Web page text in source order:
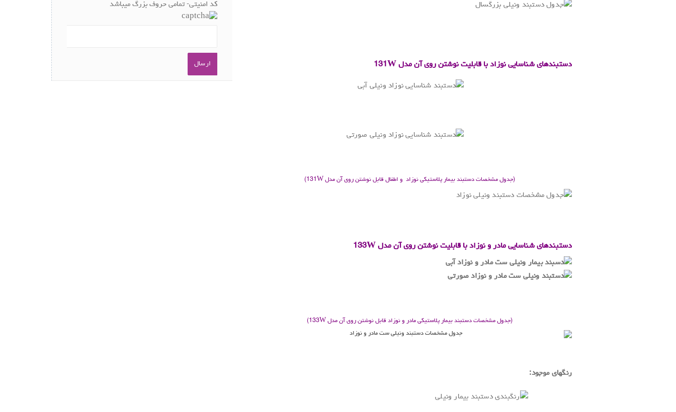
دستبندهای شناسایی نوزاد با قابلیت نوشتن روی آن مدل 131W
(جدول مشخصات دستبند بیمار پلاستیکی نوزاد و اطفال قابل نوشتن روی آن مدل 131W)
دستبندهای شناسایی مادر و نوزاد با قابلیت نوشتن روی آن مدل 133W
(جدول مشخصات دستبند بیمار پلاستیکی مادر و نوزاد قابل نوشتن روی آن مدل 133W)
رنگهای موجود:
کد امنیتی- تمامی حروف بزرگ میباشد